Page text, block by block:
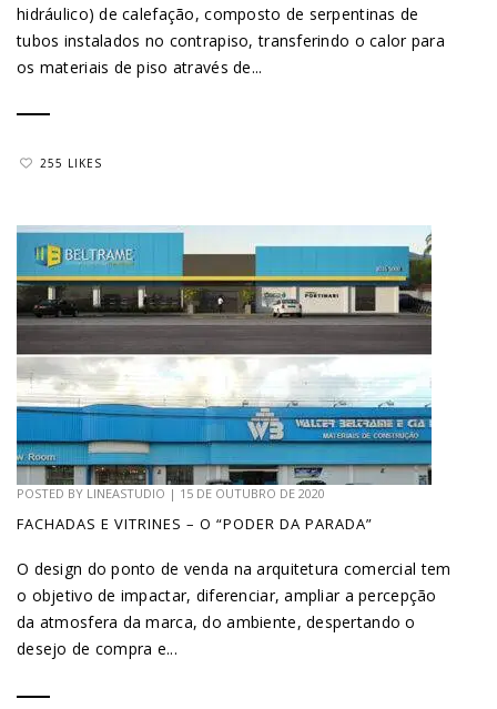
hidráulico) de calefação, composto de serpentinas de
tubos instalados no contrapiso, transferindo o calor para
os materiais de piso através de...
255 LIKES
POSTED BY LINEASTUDIO | 15 DE OUTUBRO DE 2020
FACHADAS E VITRINES – O “PODER DA PARADA”
O design do ponto de venda na arquitetura comercial tem
o objetivo de impactar, diferenciar, ampliar a percepção
da atmosfera da marca, do ambiente, despertando o
desejo de compra e...